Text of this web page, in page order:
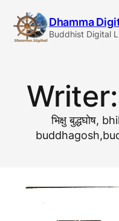
content
Dhamma
Buddhist Digital
भिक्षु बुद्धघाेष,